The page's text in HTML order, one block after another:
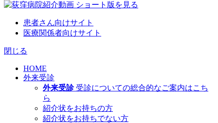
患者さん向けサイト
医療関係者向けサイト
閉じる
HOME
外来受診
外来受診 受診についての総合的なご案内はこち
ら
紹介状をお持ちの方
紹介状をお持ちでない方